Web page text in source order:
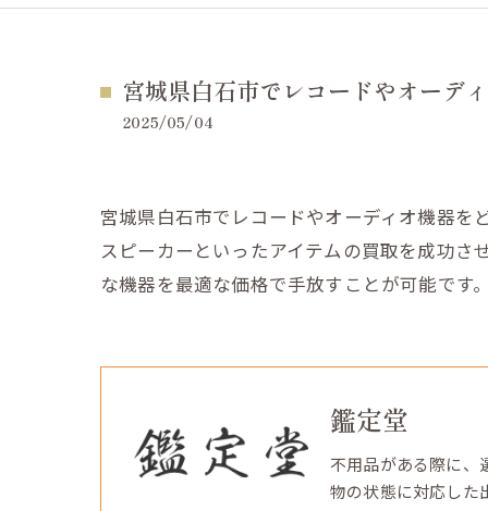
宮城県白石市でレコードやオーデ
2025/05/04
宮城県白石市でレコードやオーディオ機器を
スピーカーといったアイテムの買取を成功
な機器を最適な価格で手放すことが可能で
鑑定堂
不用品がある際に、
物の状態に対応した